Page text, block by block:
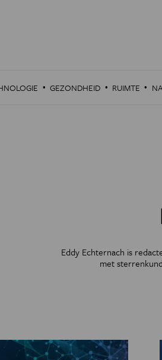
· GEZONDHEID · RUIMTE ·
Eddy Echternach is
met